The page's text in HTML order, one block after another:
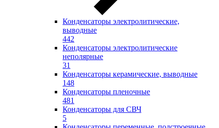
Конденсаторы электролитические,
выводные
442
Конденсаторы электролитические
неполярные
31
Конденсаторы керамические, выводные
148
Конденсаторы пленочные
481
Конденсаторы для СВЧ
5